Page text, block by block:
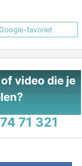
favoriet
video die je
71 321